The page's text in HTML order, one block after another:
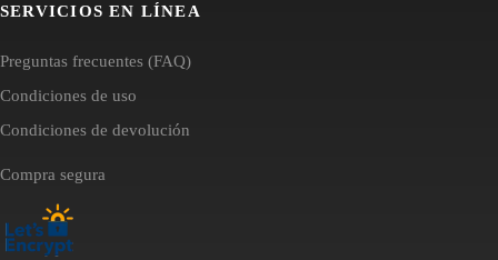
SERVICIOS EN LÍNEA
Preguntas frecuentes (FAQ)
Condiciones de uso
Condiciones de devolución
Compra segura